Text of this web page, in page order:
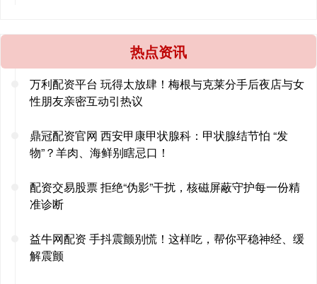
热点资讯
万利配资平台 玩得太放肆！梅根与克莱分手后夜店与女
性朋友亲密互动引热议
鼎冠配资官网 西安甲康甲状腺科：甲状腺结节怕 “发
物”？羊肉、海鲜别瞎忌口！
配资交易股票 拒绝“伪影”干扰，核磁屏蔽守护每一份精
准诊断
益牛网配资 手抖震颤别慌！这样吃，帮你平稳神经、缓
解震颤